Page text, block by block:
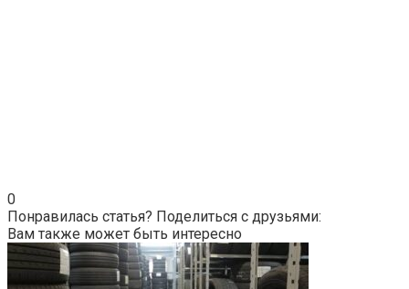
0
Понравилась статья? Поделиться с друзьями:
Вам также может быть интересно